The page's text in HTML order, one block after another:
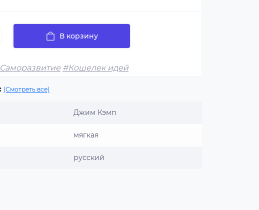
В корзину
#Кошелек идей
(Смотреть все)
Джим Кэмп
мягкая
русский